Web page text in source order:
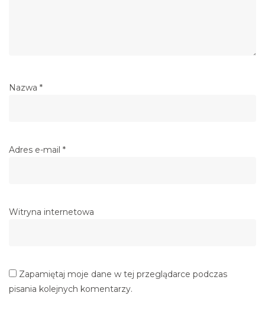
Nazwa *
Adres e-mail *
Witryna internetowa
Zapamiętaj moje dane w tej przeglądarce podczas
pisania kolejnych komentarzy.